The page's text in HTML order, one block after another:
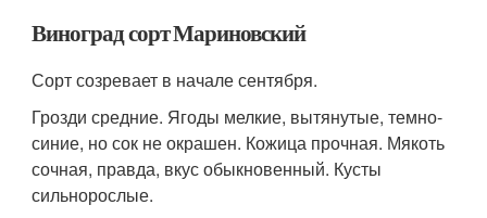
Виноград сорт Мариновский
Сорт созревает в начале сентября.
Грозди средние. Ягоды мелкие, вытянутые, темно-
синие, но сок не окрашен. Кожица прочная. Мякоть
сочная, правда, вкус обыкновенный. Кусты
сильнорослые.